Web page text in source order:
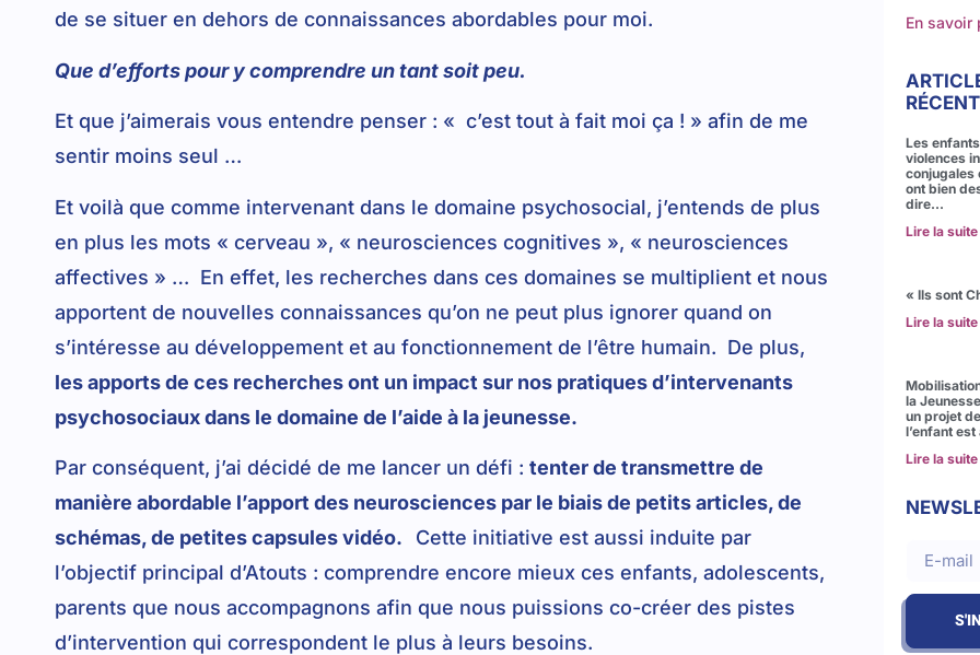
de se situer en dehors de connaissances abordables pour moi.
Que d’efforts pour y comprendre un tant soit peu.
Et que j’aimerais vous entendre penser : « c’est tout à fait moi ça ! » afin de me
sentir moins seul …
Et voilà que comme intervenant dans le domaine psychosocial, j’entends de plus
en plus les mots « cerveau », « neurosciences cognitives », « neurosciences
affectives » … En effet, les recherches dans ces domaines se multiplient et nous
apportent de nouvelles connaissances qu’on ne peut plus ignorer quand on
s’intéresse au développement et au fonctionnement de l’être humain. De plus,
les apports de ces recherches ont un impact sur nos pratiques d’intervenants
psychosociaux dans le domaine de l’aide à la jeunesse.
Par conséquent, j’ai décidé de me lancer un défi : tenter de transmettre de
manière abordable l’apport des neurosciences par le biais de petits articles, de
schémas, de petites capsules vidéo.
Cette initiative est aussi induite par
l’objectif principal d’Atouts : comprendre encore mieux ces enfants, adolescents,
parents que nous accompagnons afin que nous puissions co-créer des pistes
d’intervention qui correspondent le plus à leurs besoins.
En
Les
violences
conjugales
ont bien
dire…
Lire la
« Ils sont
Lire la
la
un projet
l’enfant
Lire la